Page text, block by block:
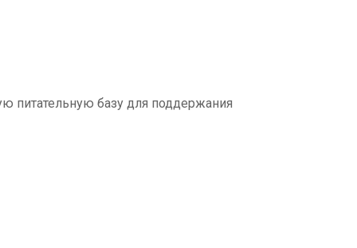
питательную базу для поддержания